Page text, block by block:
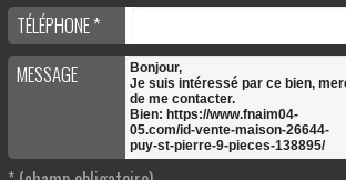
TÉLÉPHONE *
MESSAGE